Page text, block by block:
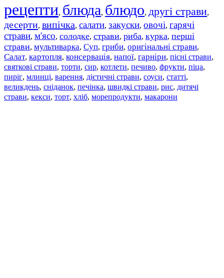
рецепти, блюда, блюдо, другі страви,
десерти, випічка, салати, закуски, овочі, гарячі
страви, м'ясо, солодке, страви, риба, курка, перші
страви, мультиварка, Суп, гриби, оригінальні страви,
Салат, картопля, консервація, напої, гарніри, пісні страви,
святкові страви, торти, сир, котлети, печиво, фрукти, піца,
пиріг, млинці, варення, дієтичні страви, соуси, статті,
великдень, сніданок, печінка, швидкі страви, рис, дитячі
страви, кекси, торт, хліб, морепродукти, макарони